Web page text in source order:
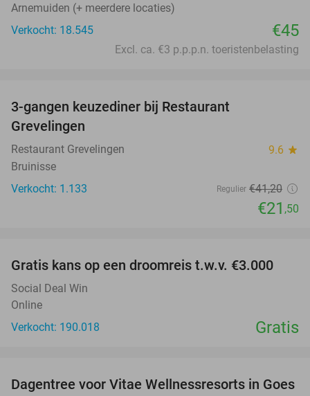
Arnemuiden (+ meerdere locaties)
Verkocht: 18.545
€45
Excl. ca. €3 p.p.p.n. toeristenbelasting
3-gangen keuzediner bij Restaurant
Grevelingen
Restaurant Grevelingen 9.6 star
Bruinisse
Verkocht: 1.133
Regulier €41,20
€21 ,50
Gratis kans op een droomreis t.w.v. €3.000
Social Deal Win
Online
Verkocht: 190.018
Gratis
49%
Dagentree voor Vitae Wellnessresorts in Goes